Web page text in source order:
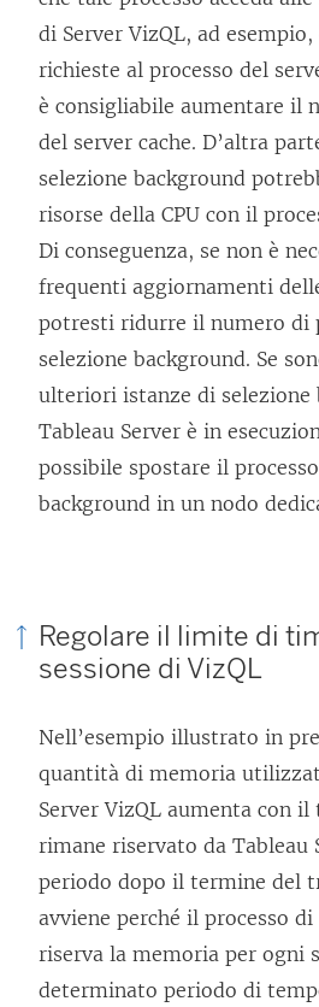
di Server VizQL, ad
richieste al processo del
è consigliabile aumentare il
del server cache. D’altra
selezione background
risorse della CPU con il
Di conseguenza, se non è
frequenti aggiornamenti
potresti ridurre il numero di
selezione background. Se
ulteriori istanze di selezione
Tableau Server è in
possibile spostare il
background in un nodo
Regolare il limite di
sessione di VizQL
Nell’esempio illustrato in
quantità di memoria
Server VizQL aumenta con
rimane riservato da Tableau
periodo dopo il termine del
avviene perché il processo di
riserva la memoria per ogni
determinato periodo di